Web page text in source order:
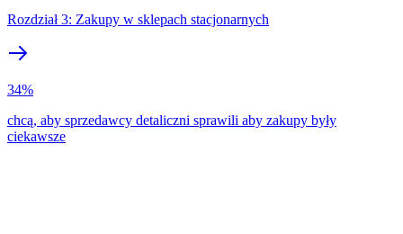
Rozdział 3: Zakupy w sklepach stacjonarnych
34%
chcą, aby sprzedawcy detaliczni sprawili aby zakupy były
ciekawsze